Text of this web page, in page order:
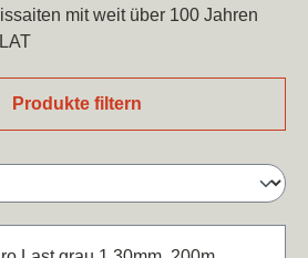
mit weit über 100 Jahren
Produkte filtern